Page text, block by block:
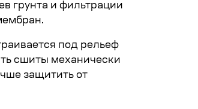
грунта и фильтрации
под рельеф
сшиты механически
защитить от